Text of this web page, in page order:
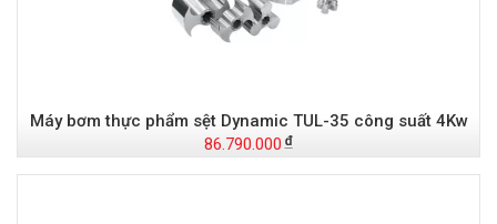
Máy bơm thực phẩm sệt Dynamic TUL-35 công suất 4Kw
86.790.000